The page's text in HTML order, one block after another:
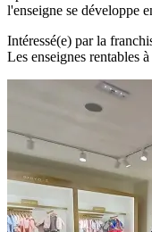
l'enseigne se développe
Intéressé(e) par la
Les enseignes rentables